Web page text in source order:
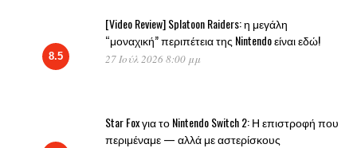
8.5
[Video Review] Splatoon Raiders: η μεγάλη
“μοναχική” περιπέτεια της Nintendo είναι εδώ!
27 Ιούλ 2026 8:00 μμ
Star Fox για το Nintendo Switch 2: Η επιστροφή που
περιμέναμε — αλλά με αστερίσκους